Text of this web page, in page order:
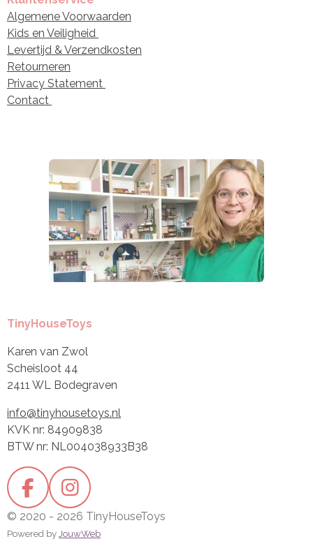
Algemene Voorwaarden
Kids en Veiligheid
Levertijd & Verzendkosten
Retourneren
Privacy Statement
Contact
TinyHouseToys
Karen van Zwol
Scheisloot 44
2411 WL Bodegraven
info@tinyhousetoys.nl
KVK nr: 84909838
BTW nr: NL004038933B38
F
a
c
I
n
s
© 2020 - 2026 TinyHouseToys
Powered by JouwWeb